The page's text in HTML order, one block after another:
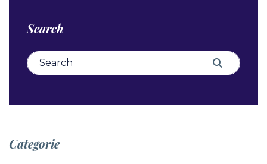
Search
Search for: Search
Categorie